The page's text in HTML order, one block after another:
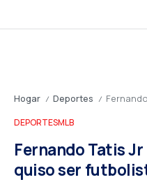
Hogar / Deportes / Fernando
DEPORTESMLB
Fernando Tatis
quiso ser